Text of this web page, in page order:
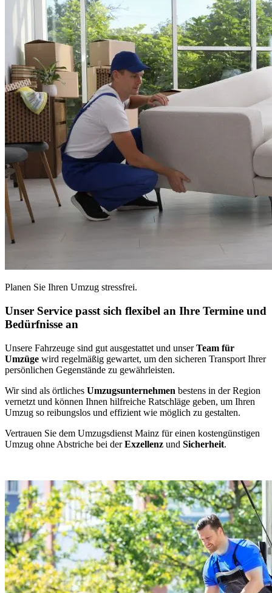
Planen Sie Ihren Umzug stressfrei.
Unser Service passt sich flexibel an Ihre Termine und
Bedürfnisse an
Unsere Fahrzeuge sind gut ausgestattet und unserTeam für
Umzüge wird regelmäßig gewartet, um den sicheren Transport Ihrer
persönlichen Gegenstände zu gewährleisten.
Wir sind als örtliches Umzugsunternehmen bestens in der Region
vernetzt und können Ihnen hilfreiche Ratschläge geben, um Ihren
Umzug so reibungslos und effizient wie möglich zu gestalten.
Vertrauen Sie dem Umzugsdienst Mainz für einen kostengünstigen
Umzug ohne Abstriche bei derExzellenz und Sicherheit.